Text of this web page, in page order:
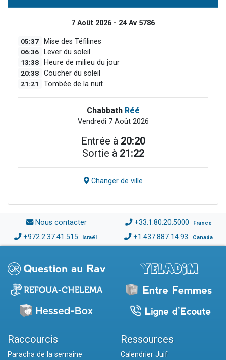
7 Août 2026 - 24 Av 5786
05:37 Mise des Téfilines
06:36 Lever du soleil
13:38 Heure de milieu du jour
20:38 Coucher du soleil
21:21 Tombée de la nuit
Chabbath Réé
Vendredi 7 Août 2026
Entrée à 20:20
Sortie à 21:22
Changer de ville
Nous contacter +33.1.80.20.5000 France
+972.2.37.41.515 Israël +1.437.887.14.93 Canada
Raccourcis
Paracha de la semaine
Ressources
Calendrier Juif